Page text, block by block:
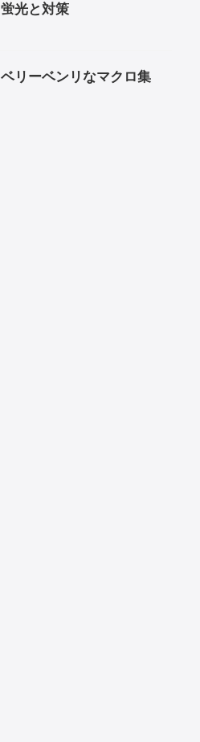
蛍光と対策
ベリーベンリなマクロ集